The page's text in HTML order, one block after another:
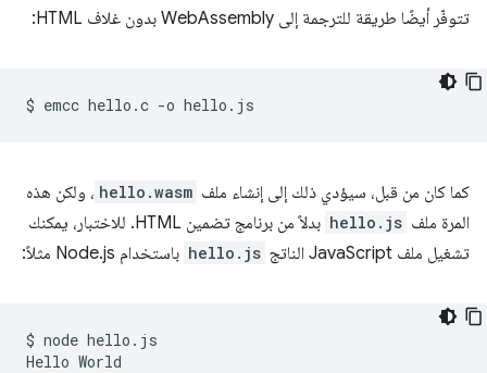
تتوفّر أيضًا طريقة للترجمة إلى WebAssembly بدون غلاف HTML:
$ emcc hello.c -o
كما كان من قبل، سيؤدي ذلك إلى إنشاء ملف hello.wasm ، ولكن هذه
المرة ملف hello.js
بدلاً من برنامج تضمين HTML. للاختبار، يمكنك
تشغيل ملف JavaScript الناتج
hello.js باستخدام Node.js مثلاً:
$ node hello.js
Hello